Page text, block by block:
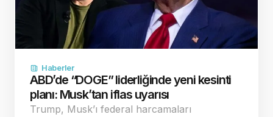
Haberler
ABD’de “DOGE” liderliğinde yeni kesinti
planı: Musk’tan iflas uyarısı
Trump, Musk’ı federal harcamaları